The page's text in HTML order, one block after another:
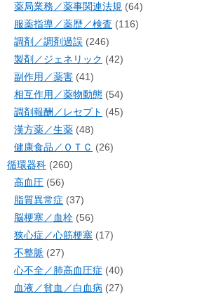
薬局業務／薬事関連法規 (64)
服薬指導／薬歴／検査 (116)
調剤／調剤過誤 (246)
製剤／ジェネリック (42)
副作用／薬害 (41)
相互作用／薬物動態 (54)
調剤報酬／レセプト (45)
漢方薬／生薬 (48)
健康食品／ＯＴＣ (26)
循環器科 (260)
高血圧 (56)
脂質異常症 (37)
脳梗塞／血栓 (56)
狭心症／心筋梗塞 (17)
不整脈 (27)
心不全／肺高血圧症 (40)
血液／貧血／白血病 (27)